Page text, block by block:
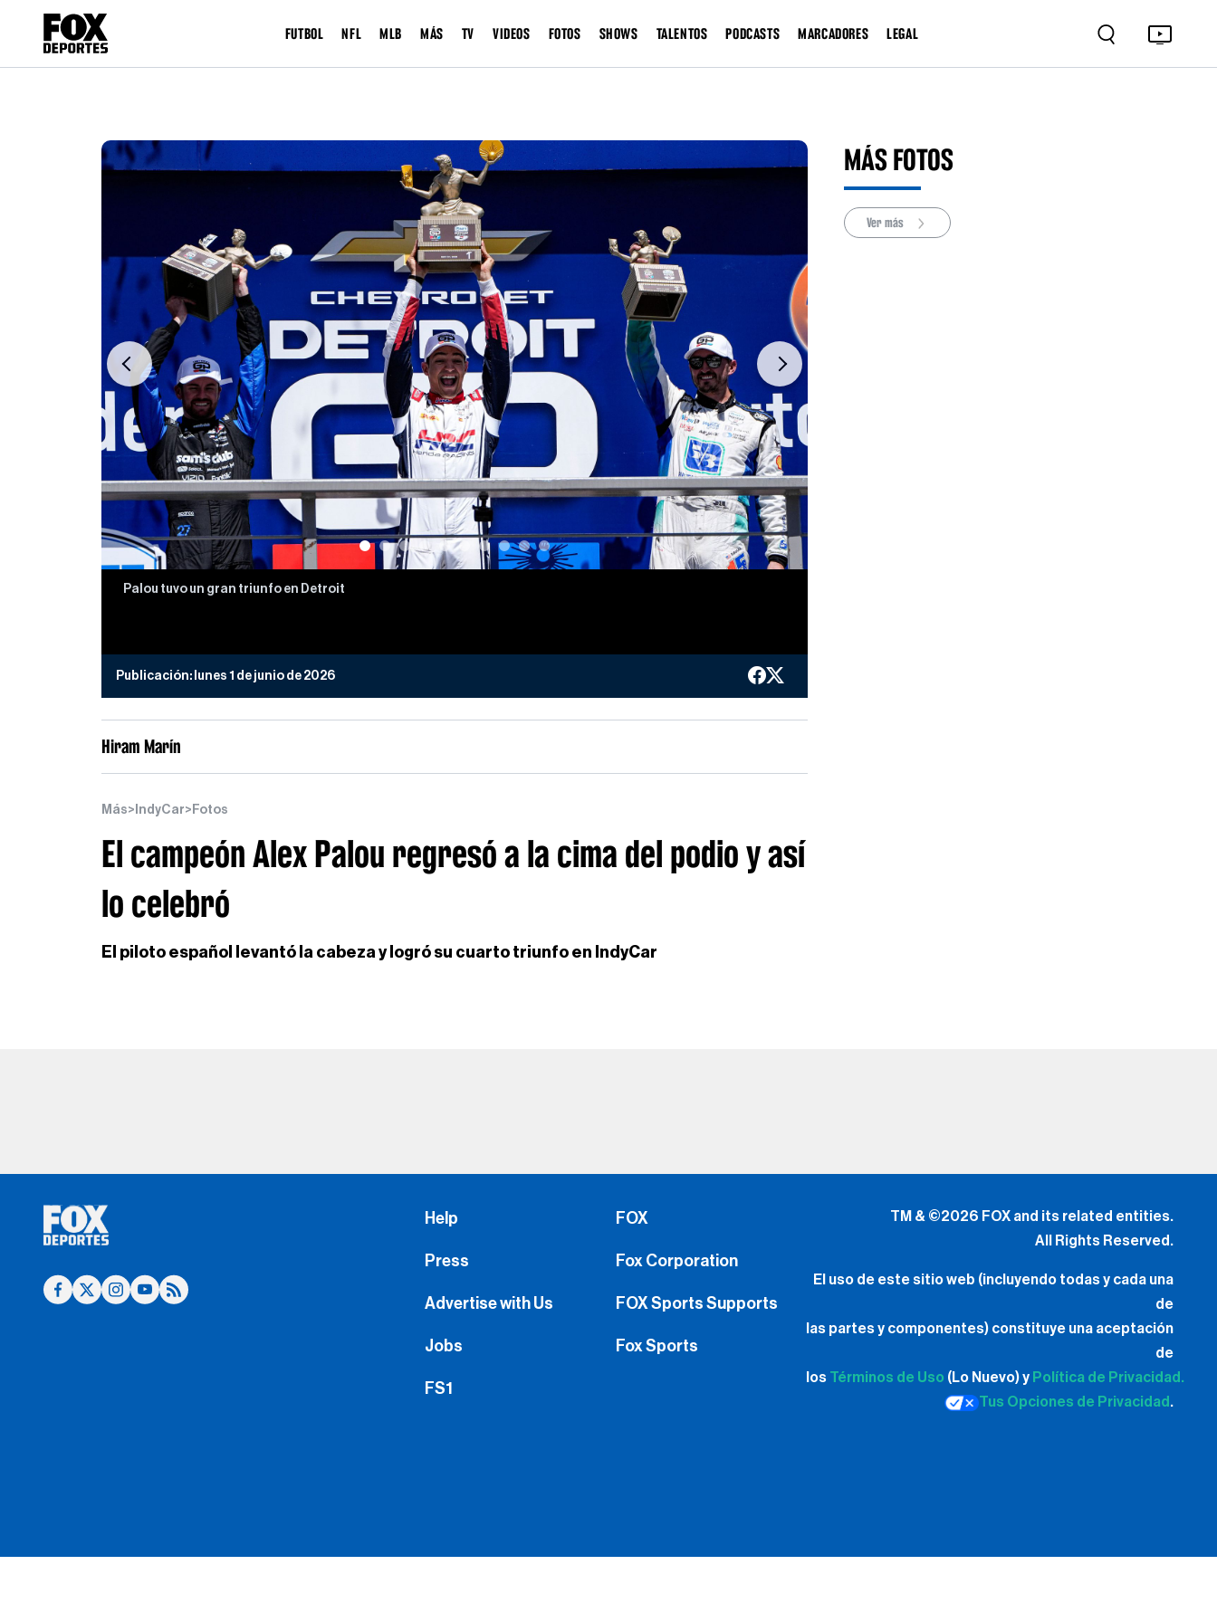
FUTBOL NFL MLB MÁS TV VIDEOS FOTOS SHOWS TALENTOS PODCASTS MARCADORES LEGAL
Previous Next
Palou tuvo un gran triunfo en Detroit
Publicación: lunes 1 de junio de 2026
Hiram Marín
Más> IndyCar> Fotos
El campeón Alex Palou regresó a la cima del podio y así
lo celebró
El piloto español levantó la cabeza y logró su cuarto triunfo en IndyCar
MÁS FOTOS
Ver más
Help
Press
Advertise with Us
Jobs
FS1
FOX
Fox Corporation
FOX Sports Supports
Fox Sports
TM & ©2026 FOX and its related entities.
All Rights Reserved.
El uso de este sitio web (incluyendo todas y cada una
de
las partes y componentes) constituye una aceptación
de
los Términos de Uso (Lo Nuevo) y Política de Privacidad.
Tus Opciones de Privacidad .